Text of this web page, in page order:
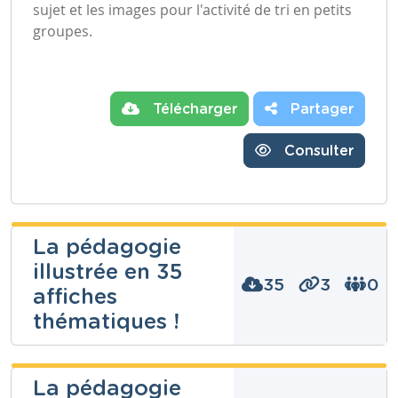
sujet et les images pour l'activité de tri en petits
groupes.
Télécharger Partager
Consulter
La pédagogie
illustrée en 35
affiches
thématiques !
35 3 0
Enseignons.be
La pédagogie